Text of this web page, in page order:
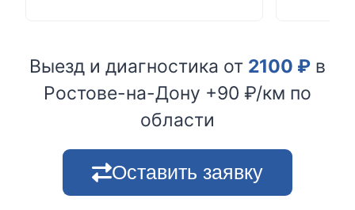
Выезд и диагностика от 2100 ₽ в
Ростове-на-Дону +90 ₽/км по
области
Оставить заявку